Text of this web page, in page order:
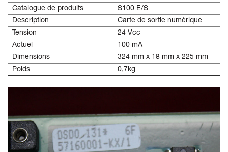
Catalogue de produits
S100 E/S
Description
Carte de sortie numérique
Tension
24 Vcc
Actuel
100 mA
Dimensions
324 mm x 18 mm x 225 mm
Poids
0,7kg